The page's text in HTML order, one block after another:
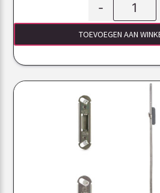
-
TOEVOEGEN AAN